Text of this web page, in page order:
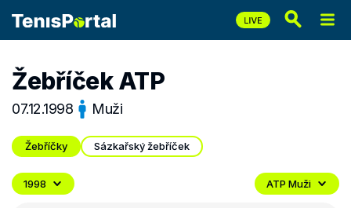
Žebříček ATP
07.12.1998 Muži
Žebříčky Sázkařský žebříček
1998 ATP Muži